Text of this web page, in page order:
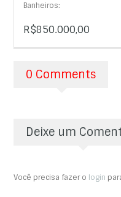
Banheiros:
R$850.000,00
0 Comments
Deixe um
Você precisa fazer o login